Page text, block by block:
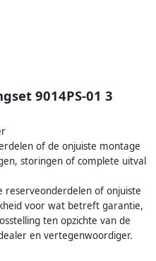
9014PS-01 3
of de onjuiste montage
storingen of complete uitval
reserveonderdelen of onjuiste
voor wat betreft garantie,
ten opzichte van de
en vertegenwoordiger.